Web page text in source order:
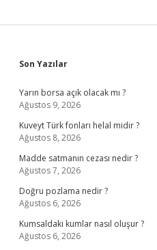
Sidebar
Son Yazılar
Yarın borsa açık olacak mı ?
Ağustos 9, 2026
Kuveyt Türk fonları helal midir ?
Ağustos 8, 2026
Madde satmanın cezası nedir ?
Ağustos 7, 2026
Doğru pozlama nedir ?
Ağustos 6, 2026
Kumsaldaki kumlar nasıl oluşur ?
Ağustos 6, 2026